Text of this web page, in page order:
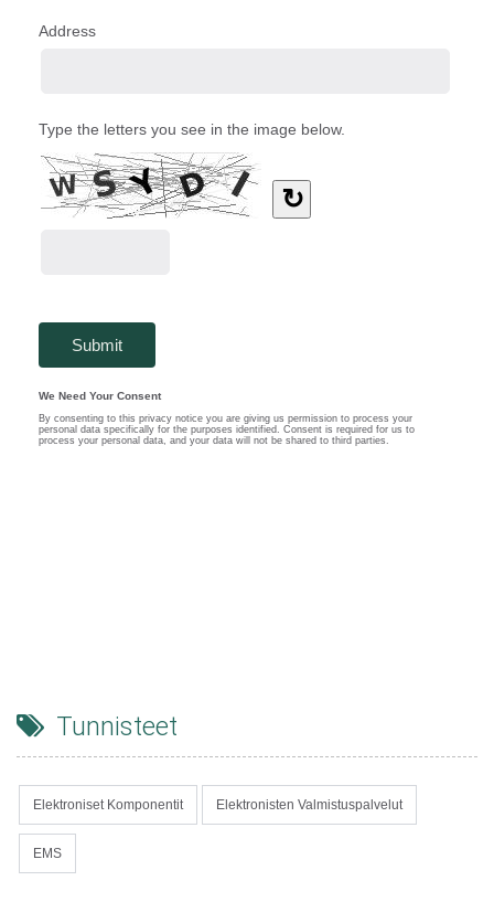
Tunnisteet
Elektroniset Komponentit Elektronisten Valmistuspalvelut
EMS